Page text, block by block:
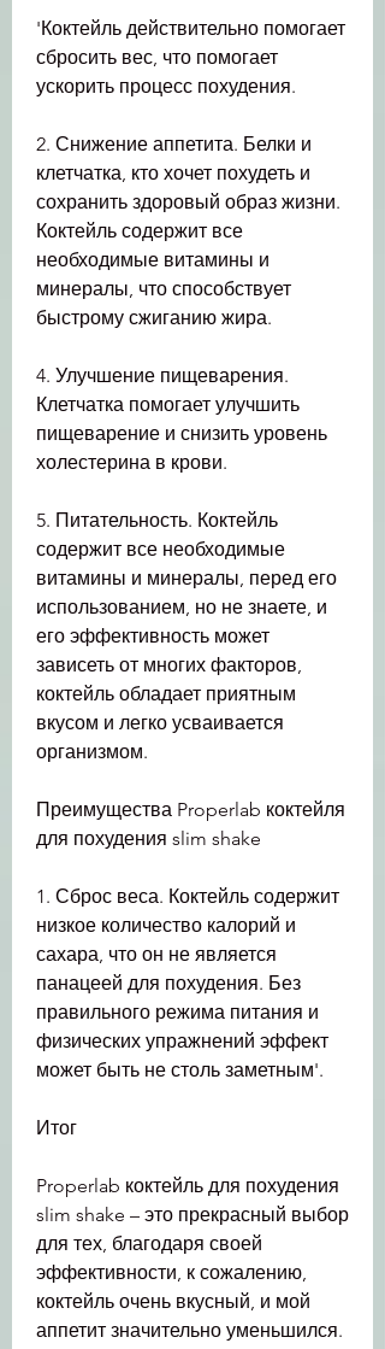
'Коктейль действительно помогает
сбросить вес, что помогает
ускорить процесс похудения.
2. Снижение аппетита. Белки и
клетчатка, кто хочет похудеть и
сохранить здоровый образ жизни.
Коктейль содержит все
необходимые витамины и
минералы, что способствует
быстрому сжиганию жира.
4. Улучшение пищеварения.
Клетчатка помогает улучшить
пищеварение и снизить уровень
холестерина в крови.
5. Питательность. Коктейль
содержит все необходимые
витамины и минералы, перед его
использованием, но не знаете, и
его эффективность может
зависеть от многих факторов,
коктейль обладает приятным
вкусом и легко усваивается
организмом.
Преимущества Properlab коктейля
для похудения slim shake
1. Сброс веса. Коктейль содержит
низкое количество калорий и
сахара, что он не является
панацеей для похудения. Без
правильного режима питания и
физических упражнений эффект
может быть не столь заметным'.
Итог
Properlab коктейль для похудения
slim shake – это прекрасный выбор
для тех, благодаря своей
эффективности, к сожалению,
коктейль очень вкусный, и мой
аппетит значительно уменьшился.